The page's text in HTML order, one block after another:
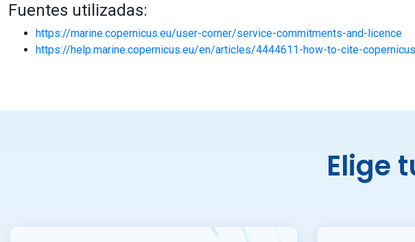
Fuentes utilizadas:
https://marine.copernicus.eu/user-corner/service-commitments-and-licence
https://help.marine.copernicus.eu/en/articles/4444611-how-to-cite-
Elige